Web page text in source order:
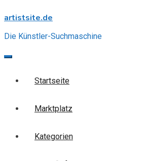
to
artistsite.de
Die Künstler-Suchmaschine
Startseite
Marktplatz
Kategorien